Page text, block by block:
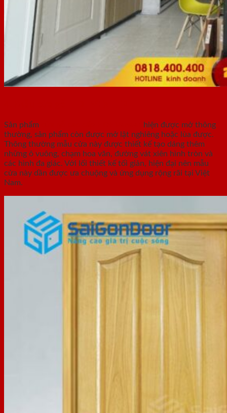
Sản phẩm
hiện được mở thông
thường, sản phẩm còn được mở lật nghiêng hoặc lùa được.
Thông thường mẫu cửa này được thiết kế tạo dáng thêm
những ô vuông, chạm hoa văn, đường vát xiên hình tròn và
các hình đa giác. Với lối thiết kế tối giản, hiện đại nên mẫu
cửa này dần được ưa chuộng và ứng dụng rộng rãi tại Việt
Nam.